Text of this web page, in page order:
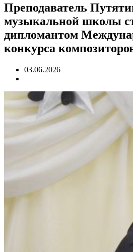
Преподаватель
музыкальной школы
дипломантом
конкурса
03.06.2026